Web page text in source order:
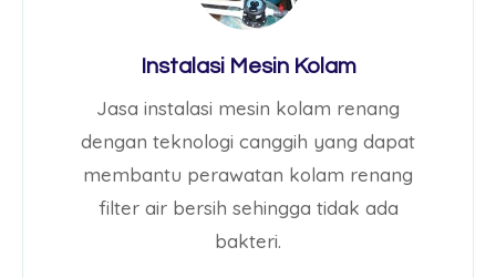
Instalasi Mesin Kolam
Jasa instalasi mesin kolam renang
dengan teknologi canggih yang dapat
membantu perawatan kolam renang
filter air bersih sehingga tidak ada
bakteri.